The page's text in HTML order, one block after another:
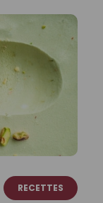
RECETTES